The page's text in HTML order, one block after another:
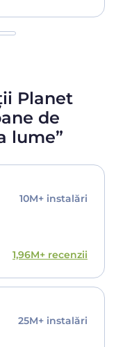
Planet
de
lume”
10M+ instalări
1,96M+ recenzii
25M+ instalări